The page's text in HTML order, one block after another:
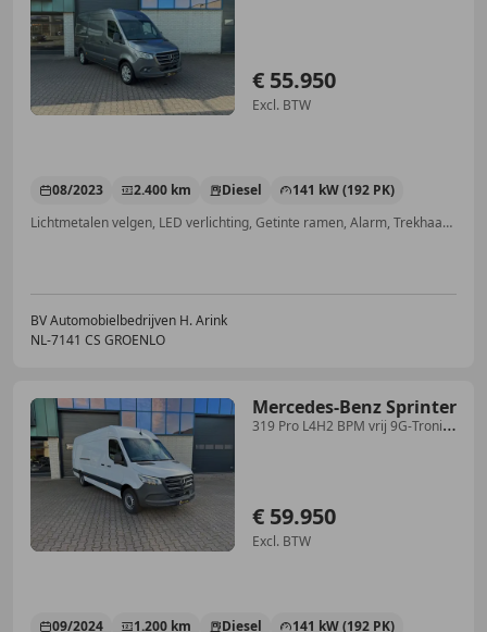
€ 55.950
Excl. BTW
08/2023 2.400 km Diesel
141 kW (192 PK)
Lichtmetalen velgen, LED verlichting, Getinte ramen, Alarm, Trekhaak, Verblindingsvrij grootlicht, Parkeerhulp automatisch, Elektrisch verstelbare buitenspiegels
BV Automobielbedrijven H. Arink
NL-7141 CS GROENLO
Mercedes-Benz Sprinter
319 Pro L4H2 BPM vrij 9G-Tronic
€ 59.950
Excl. BTW
09/2024 1.200 km Diesel
141 kW (192 PK)